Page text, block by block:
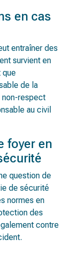
en cas
entraîner des
survient en
que
de la
non-respect
au civil
foyer en
question de
de sécurité
normes en
des
contre